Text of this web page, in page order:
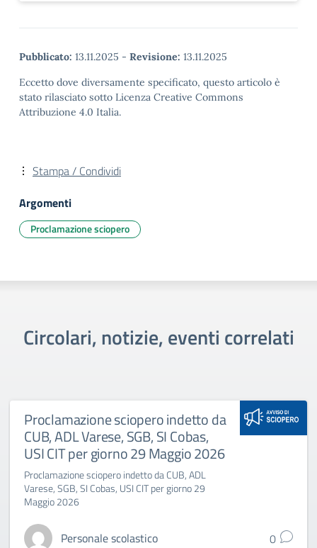
Pubblicato: 13.11.2025 - Revisione: 13.11.2025
Eccetto dove diversamente specificato, questo articolo è
stato rilasciato sotto Licenza Creative Commons
Attribuzione 4.0 Italia.
Stampa / Condividi
Argomenti
Proclamazione sciopero
Circolari, notizie, eventi correlati
Proclamazione sciopero indetto da
CUB, ADL Varese, SGB, SI Cobas,
USI CIT per giorno 29 Maggio 2026
Proclamazione sciopero indetto da CUB, ADL
Varese, SGB, SI Cobas, USI CIT per giorno 29
Maggio 2026
Personale scolastico 0